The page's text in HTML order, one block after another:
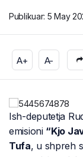
Publikuar: 5 May
A+ A-
Ish-deputetja
emisioni “Kjo
Tufa, u shpreh